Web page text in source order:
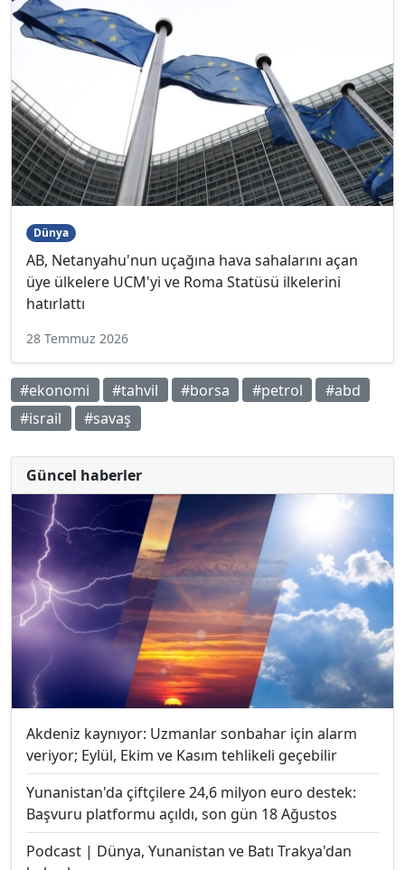
Dünya
AB, Netanyahu'nun uçağına hava sahalarını açan
üye ülkelere UCM'yi ve Roma Statüsü ilkelerini
hatırlattı
28 Temmuz 2026
#ekonomi #tahvil #borsa #petrol
#abd
#israil
#savaş
Güncel haberler
Akdeniz kaynıyor: Uzmanlar sonbahar için alarm
veriyor; Eylül, Ekim ve Kasım tehlikeli geçebilir
Yunanistan'da çiftçilere 24,6 milyon euro destek:
Başvuru platformu açıldı, son gün 18 Ağustos
Podcast | Dünya, Yunanistan ve Batı Trakya'dan